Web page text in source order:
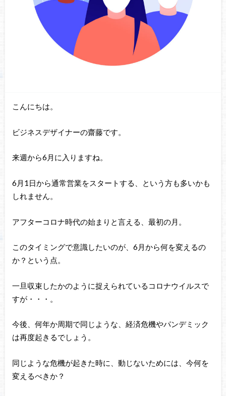
こんにちは。
ビジネスデザイナーの齋藤です。
来週から6月に入りますね。
6月1日から通常営業をスタートする、という方も多いかも
しれません。
アフターコロナ時代の始まりと言える、最初の月。
このタイミングで意識したいのが、6月から何を変えるの
か？という点。
一旦収束したかのように捉えられているコロナウイルスで
すが・・・。
今後、何年か周期で同じような、経済危機やパンデミック
は再度起きるでしょう。
同じような危機が起きた時に、動じないためには、今何を
変えるべきか？